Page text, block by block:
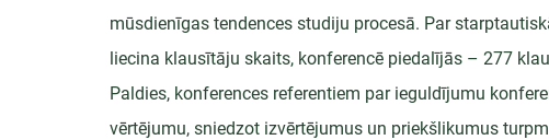
mūsdienīgas tendences studiju procesā. Par
liecina klausītāju skaits, konferencē piedalījās – 277
Paldies, konferences referentiem par ieguldījumu
vērtējumu, sniedzot izvērtējumus un priekšlikumus